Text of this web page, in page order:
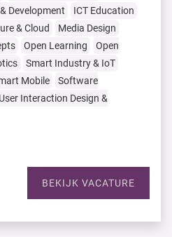
Development
ICT Education
& Cloud
Media Design
Open Learning
Open
Smart Industry & IoT
Mobile
Software
User Interaction Design &
BEKIJK VACATURE